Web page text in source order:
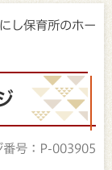
し保育所のホー
番号：P-003905